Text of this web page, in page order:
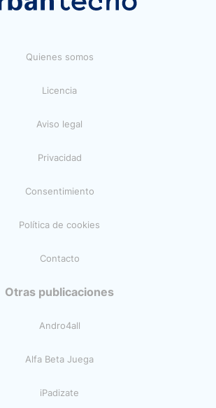
Quienes somos
Licencia
Aviso legal
Privacidad
Consentimiento
Política de cookies
Contacto
Otras publicaciones
Andro4all
Alfa Beta Juega
iPadizate